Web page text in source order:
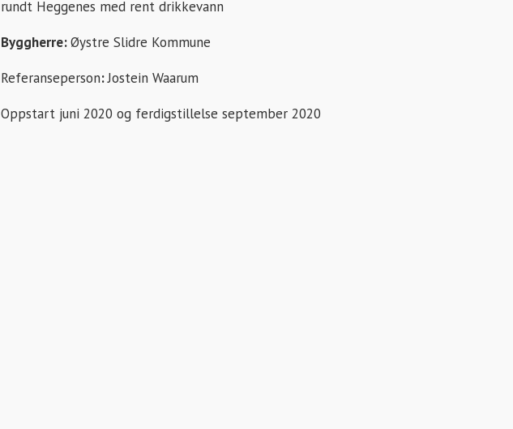
rundt Heggenes med rent drikkevann
Byggherre:Øystre Slidre Kommune
Referanseperson:Jostein Waarum
Oppstart juni 2020 og ferdigstillelse september 2020